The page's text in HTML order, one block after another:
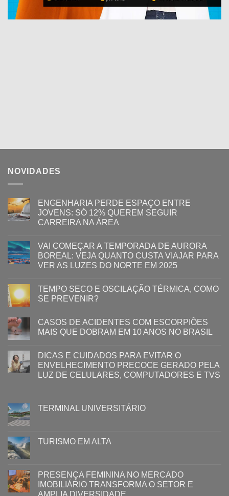
NOVIDADES
ENGENHARIA PERDE ESPAÇO ENTRE
JOVENS: SÓ 12% QUEREM SEGUIR
CARREIRA NA ÁREA
VAI COMEÇAR A TEMPORADA DE AURORA
BOREAL: VEJA QUANTO CUSTA VIAJAR PARA
VER AS LUZES DO NORTE EM 2025
TEMPO SECO E OSCILAÇÃO TÉRMICA, COMO
SE PREVENIR?
CASOS DE ACIDENTES COM ESCORPIÕES
MAIS QUE DOBRAM EM 10 ANOS NO BRASIL
DICAS E CUIDADOS PARA EVITAR O
ENVELHECIMENTO PRECOCE GERADO PELA
LUZ ​DE CELULARES, COMPUTADORES E TVS​​
TERMINAL UNIVERSITÁRIO
TURISMO EM ALTA
PRESENÇA FEMININA NO MERCADO
IMOBILIÁRIO TRANSFORMA O SETOR E
AMPLIA DIVERSIDADE